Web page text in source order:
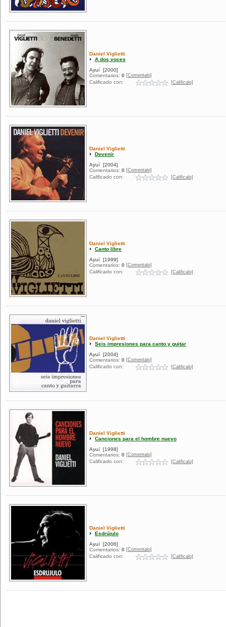
Daniel Viglietti
A dos voces
Ayuí [2000]
Comentarios: 0 [Comentalo]
Calificado con: [Calificalo]
Daniel Viglietti
Devenir
Ayuí [2004]
Comentarios: 0 [Comentalo]
Calificado con: [Calificalo]
Daniel Viglietti
Canto libre
Ayuí [1999]
Comentarios: 0 [Comentalo]
Calificado con: [Calificalo]
Daniel Viglietti
Seis impresiones para canto y guitar
Ayuí [2004]
Comentarios: 0 [Comentalo]
Calificado con: [Calificalo]
Daniel Viglietti
Canciones para el hombre nuevo
Ayuí [1998]
Comentarios: 0 [Comentalo]
Calificado con: [Calificalo]
Daniel Viglietti
Esdrújulo
Ayuí [2006]
Comentarios: 0 [Comentalo]
Calificado con: [Calificalo]